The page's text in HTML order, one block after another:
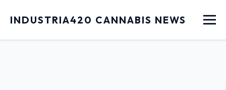
INDUSTRIA420 CANNABIS NEWS Menu